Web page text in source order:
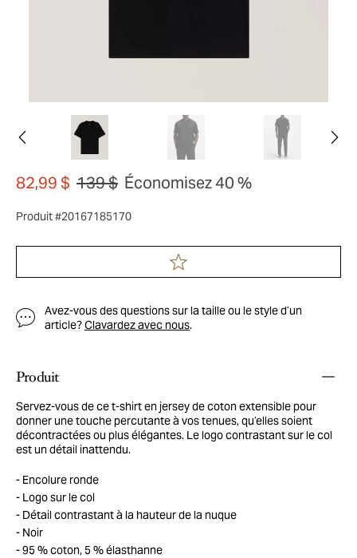
82,99 $ 139 $ Économisez 40 %
Produit #20167185170
Avez-vous des questions sur la taille ou le style d’un
article?Clavardez avec nous.
Produit
Servez-vous de ce t-shirt en jersey de coton extensible pour
donner une touche percutante à vos tenues, qu’elles soient
décontractées ou plus élégantes. Le logo contrastant sur le col
est un détail inattendu.
Encolure ronde
Logo sur le col
Détail contrastant à la hauteur de la nuque
Noir
95 % coton, 5 % élasthanne